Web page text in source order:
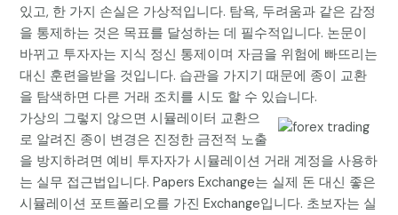
있고, 한 가지 손실은 가상적입니다. 탐욕, 두려움과 같은 감정
을 통제하는 것은 목표를 달성하는 데 필수적입니다. 논문이
바뀌고 투자자는 지식 정신 통제이며 자금을 위험에 빠뜨리는
대신 훈련을받을 것입니다. 습관을 가지기 때문에 종이 교환
을 탐색하면 다른 거래 조치를 시도 할 수 있습니다.
가상의 그렇지 않으면 시뮬레이터 교환으
로 알려진 종이 변경은 진정한 금전적 노출
을 방지하려면 예비 투자자가 시뮬레이션 거래 계정을 사용하
는 실무 접근법입니다. Papers Exchange는 실제 돈 대신 좋은
시뮬레이션 포트폴리오를 가진 Exchange입니다. 초보자는 실